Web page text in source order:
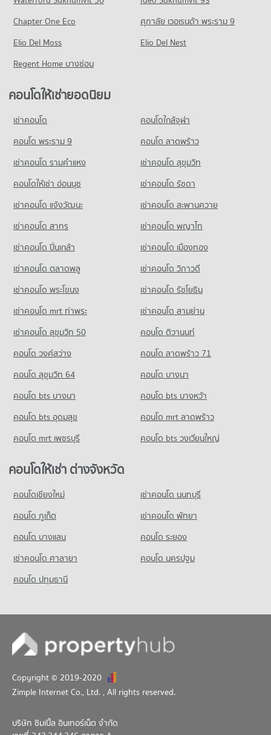
ขายคอนโด ม.สยาม
มีคอนโดขาย 249 ประกาศ
คอนโด ม.ราชภัฏบ้านสมเด็จเจ้าพระยา
มีคอนโดให้เช่า 18 ประกาศ
ขายคอนโด ม.ราชภัฏบ้านสมเด็จเจ้าพระยา
มีคอนโดขาย 42 ประกาศ
คอนโด รร.วัดนวลนรดิศ
มีคอนโดให้เช่า 62 ประกาศ
ขายคอนโด รร.วัดนวลนรดิศ
มีคอนโดขาย 60 ประกาศ
124 โครงการ
คอนโดให้เช่า รร.วัดราชบพิธ
มีคอนโดขาย 50 ประกาศ
คอนโด รร.วัดราชโอรส
137 โครงการ
คอนโดให้เช่า รร.วัดราชโอรส
มีคอนโดให้เช่า 48 ประกาศ
ขายคอนโด รร.วัดราชโอรส
คอนโด รร.วัดพิชัยญาติ
คอนโดให้เช่า รร.วัดพิชัยญาติ
มีคอนโดให้เช่า 58 ประกาศ
ขายคอนโด รร.วัดพิชัยญาติ
คอนโดให้เช่า เดอะ มอลล์ ท่าพระ
มีคอนโดขาย 89 ประกาศ
คอนโด ตลาดท่าพระจันทร์
คอนโดให้เช่า ตลาดท่าพระจันทร์
มีคอนโดให้เช่า 65 ประกาศ
มีคอนโดขาย 139 ประกาศ
คอนโด บิ๊กซี ดาวคะนอง
423 โครงการ
คอนโดให้เช่า บิ๊กซี ดาวคะนอง
มีคอนโดให้เช่า 118 ประกาศ
ขายคอนโด บิ๊กซี ดาวคะนอง
มีคอนโดขาย 171 ประกาศ
มีคอนโดให้เช่า 121 ประกาศ
ขายคอนโด ถนนราชพฤกษ์
มีคอนโดขาย 338 ประกาศ
คอนโด ท่าพระ
มีคอนโดให้เช่า 45 ประกาศ
ขายคอนโด ท่าพระ
มีคอนโดขาย 54 ประกาศ
101 โครงการ
คอนโดให้เช่า เมอร์รี่คิงส์(วงเวียนใหญ่)
มีคอนโดขาย 20 ประกาศ
คอนโด สนามหลวง
444 โครงการ
คอนโดให้เช่า สนามหลวง
มีคอนโดให้เช่า 60 ประกาศ
ขายคอนโด สนามหลวง
คอนโด ล้ง 1919
คอนโดให้เช่า ล้ง 1919
มีคอนโดให้เช่า 116 ประกาศ
มีคอนโดขาย 112 ประกาศ
Chapter One Eco
ศุภาลัย เวอเรนด้า พระราม 9
Elio Del Moss
Elio Del Nest
Regent Home บางซ่อน
คอนโดให้เช่ายอดนิยม
เช่าคอนโด
คอนโดใกล้จุฬา
คอนโด พระราม 9
คอนโด ลาดพร้าว
เช่าคอนโด รามคําแหง
เช่าคอนโด สุขุมวิท
คอนโดให้เช่า อ่อนนุช
เช่าคอนโด รัชดา
เช่าคอนโด แจ้งวัฒนะ
เช่าคอนโด สะพานควาย
เช่าคอนโด สาทร
เช่าคอนโด พญาไท
เช่าคอนโด ปิ่นเกล้า
เช่าคอนโด เมืองทอง
เช่าคอนโด ตลาดพลู
เช่าคอนโด วิภาวดี
เช่าคอนโด พระโขนง
เช่าคอนโด รัชโยธิน
เช่าคอนโด mrt ท่าพระ
เช่าคอนโด สามย่าน
เช่าคอนโด สุขุมวิท 50
คอนโด ติวานนท์
คอนโด วงศ์สว่าง
คอนโด ลาดพร้าว 71
คอนโด สุขุมวิท 64
คอนโด บางนา
คอนโด bts บางนา
คอนโด bts บางหว้า
คอนโด bts อุดมสุข
คอนโด mrt ลาดพร้าว
คอนโด mrt เพชรบุรี
คอนโด bts วงเวียนใหญ่
คอนโดให้เช่า ต่างจังหวัด
คอนโดเชียงใหม่
เช่าคอนโด นนทบุรี
คอนโด ภูเก็ต
เช่าคอนโด พัทยา
คอนโด บางแสน
คอนโด ระยอง
เช่าคอนโด ศาลายา
คอนโด นครปฐม
คอนโด ปทุมธานี
Copyright © 2019-2020
Zimple Internet Co., Ltd. , All rights reserved.
บริษัท ซิมเปิ้ล อินเทอร์เน็ต จำกัด